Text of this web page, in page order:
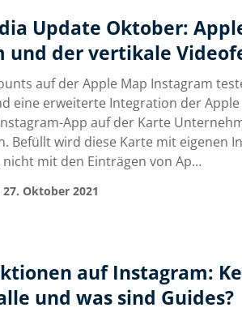
Update Oktober:
und der vertikale
auf der Apple Map Instagram
eine erweiterte Integration der
App auf der Karte
Befüllt wird diese Karte mit eigenen
mit den Einträgen von Ap…
Oktober 2021
auf Instagram:
und was sind Guides?